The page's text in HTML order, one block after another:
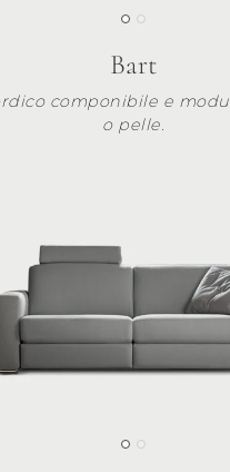
Bart
componibile e
o pelle.